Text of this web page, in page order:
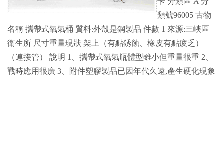
類號96005 古物
名稱 攜帶式氧氣桶 質料:外殼是鋼製品 件數 1 來源:三峽區
衛生所 尺寸重量現狀 架上（有點銹蝕、橡皮有點疲乏）
（連接管） 說明 1、攜帶式氧氣瓶體型雖小但重量很重 2、
戰時應用很廣 3、附件塑膠製品已因年代久遠,產生硬化現象